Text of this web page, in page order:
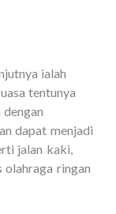
ialah
tentunya
dapat menjadi
jalan kaki,
olahraga ringan